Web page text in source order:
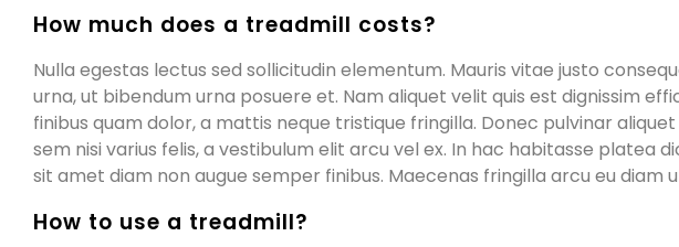
How much does a treadmill costs?
Nulla egestas lectus sed sollicitudin elementum. Mauris vitae justo
urna, ut bibendum urna posuere et. Nam aliquet velit quis est dignissim
finibus quam dolor, a mattis neque tristique fringilla. Donec pulvinar
sem nisi varius felis, a vestibulum elit arcu vel ex. In hac habitasse
sit amet diam non augue semper finibus. Maecenas fringilla arcu eu
How to use a treadmill?